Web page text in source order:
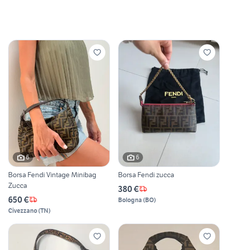
6
Borsa Fendi Vintage Minibag
Zucca
650 €
Civezzano(TN)
6
Borsa Fendi zucca
380 €
Bologna (BO)